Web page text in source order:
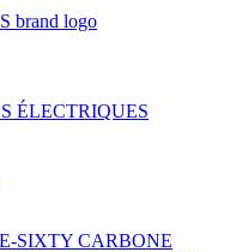
ÉLECTRIQUES
SIXTY CARBONE